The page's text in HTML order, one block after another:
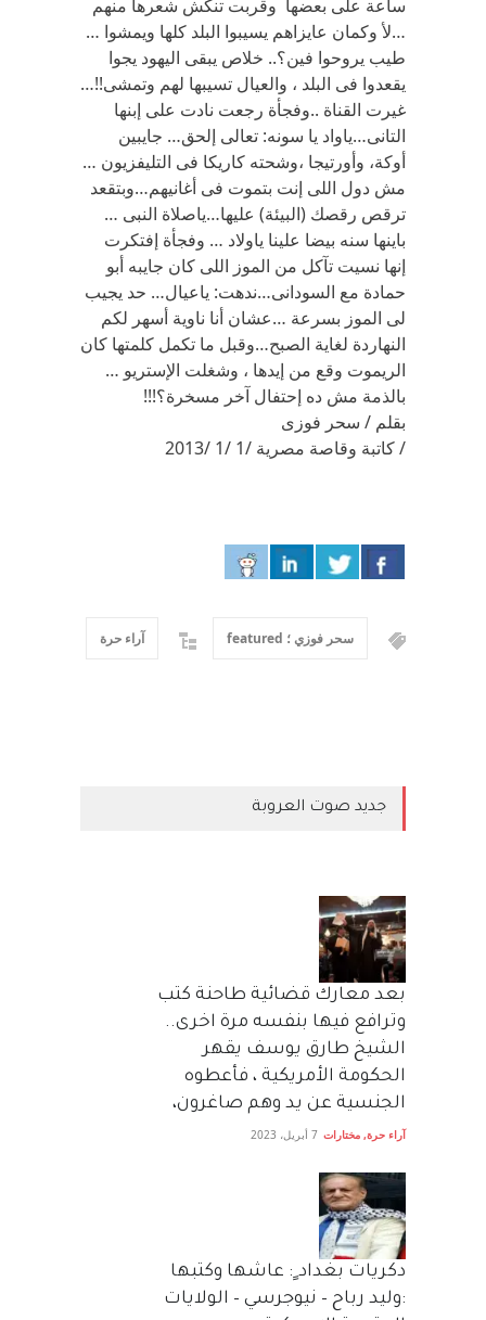
ساعة على بعضها وقربت تنكش شعرها منهم
…لأ وكمان عايزاهم يسيبوا البلد كلها ويمشوا …
طيب يروحوا فين؟.. خلاص يبقى اليهود يجوا
يقعدوا فى البلد ، والعيال تسيبها لهم وتمشى!!…
غيرت القناة ..وفجأة رجعت نادت على إبنها
التانى…ياواد يا سونه: تعالى إلحق… جايبين
أوكة، وأورتيجا ،وشحته كاريكا فى التليفزيون …
مش دول اللى إنت بتموت فى أغانيهم…وبتقعد
ترقص رقصك (البيئة) عليها…ياصلاة النبى …
باينها سنه بيضا علينا ياولاد … وفجأة إفتكرت
إنها نسيت تآكل من الموز اللى كان جايبه أبو
حمادة مع السودانى…ندهت: ياعيال… حد يجيب
لى الموز بسرعة …عشان أنا ناوية أسهر لكم
النهاردة لغاية الصبح…وقبل ما تكمل كلمتها كان
الريموت وقع من إيدها ، وشغلت الإستريو …
بالذمة مش ده إحتفال آخر مسخرة؟!!!
بقلم / سحر فوزى
/ كاتبة وقاصة مصرية /1 /1 /2013
سحر فوزي ؛ featured آراء حرة
جديد صوت العروبة
بعد معارك قضائية طاحنة كتب
وترافع فيها بنفسه مرة اخرى..
الشيخ طارق يوسف يقهر
الحكومة الأمريكية ، فأعطوه
الجنسية عن يد وهم صاغرون،
آراء حرة, مختارات 7 أبريل، 2023
دكريات بغداد ٍ: عاشها وكتبها
:وليد رباح – نيوجرسي – الولايات